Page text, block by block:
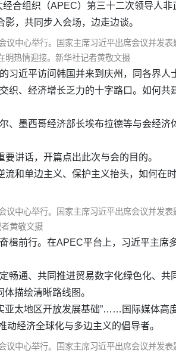
合组织（APEC）第三十二次领导人非
，共同步入会场，边走边谈。
中心举行。国家主席习近平出席会议并发
明热情迎接。新华社记者黄敬文摄
近平访问韩国并来到庆州，同各界人
织、经济增长乏力的十字路口。如何共
、墨西哥经济部长埃布拉德等与会经济
讲话，开篇点出此次与会的目的。
和单边主义、保护主义抬头，如何在
中心举行。国家主席习近平出席会议并发
黄敬文摄
前行。在APEC平台上，习近平主席
畅通、共同推进贸易数字化绿色化、
描绘清晰路线图。
亚太地区开放发展基础”……国际媒体高
经济全球化与多边主义的倡导者。
中心举行。国家主席习近平出席会议并发